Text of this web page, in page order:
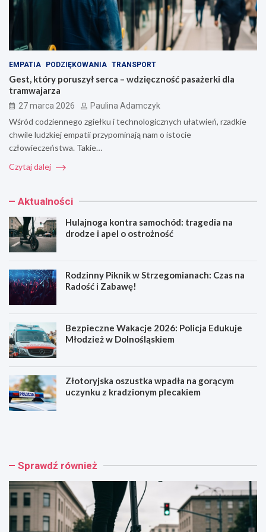
EMPATIA PODZIĘKOWANIA TRANSPORT
Gest, który poruszył serca – wdzięczność pasażerki dla
tramwajarza
27 marca 2026 Paulina Adamczyk
Wśród codziennego zgiełku i technologicznych ułatwień, rzadkie
chwile ludzkiej empatii przypominają nam o istocie
człowieczeństwa. Takie…
Czytaj dalej
Aktualności
Hulajnoga kontra samochód: tragedia na
drodze i apel o ostrożność
Rodzinny Piknik w Strzegomianach: Czas na
Radość i Zabawę!
Bezpieczne Wakacje 2026: Policja Edukuje
Młodzież w Dolnośląskiem
Złotoryjska oszustka wpadła na gorącym
uczynku z kradzionym plecakiem
H
n
g
a
k
o
R
n
y
P
i
k
Sprawdź również